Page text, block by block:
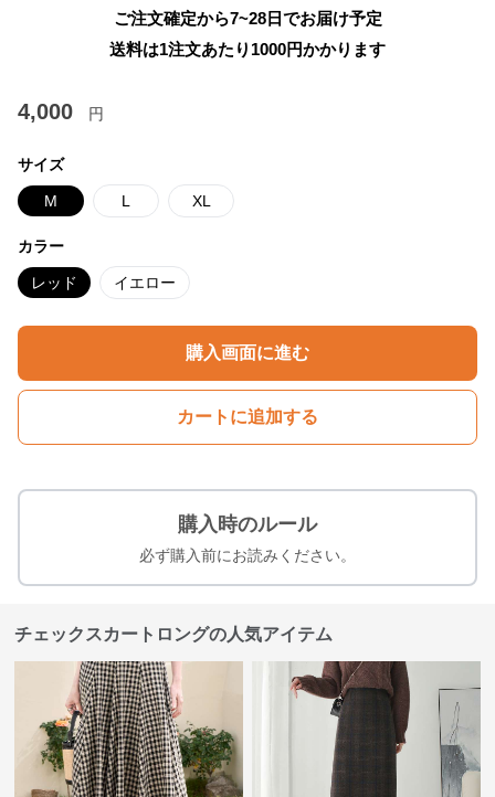
ご注文確定から7~28日でお届け予定
送料は1注文あたり 1000円かかります
4,000 円
サイズ
M L XL
カラー
レッド イエロー
購入画面に進む
カートに追加する
購入時のルール
必ず購入前にお読みください。
チェックスカートロングの人気アイテム